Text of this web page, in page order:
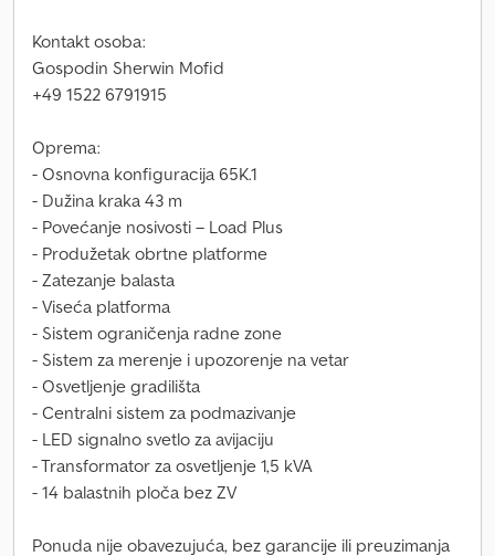
Kontakt osoba:
Gospodin Sherwin Mofid
+49 1522 6791915
Oprema:
- Osnovna konfiguracija 65K.1
- Dužina kraka 43 m
- Povećanje nosivosti – Load Plus
- Produžetak obrtne platforme
- Zatezanje balasta
- Viseća platforma
- Sistem ograničenja radne zone
- Sistem za merenje i upozorenje na vetar
- Osvetljenje gradilišta
- Centralni sistem za podmazivanje
- LED signalno svetlo za avijaciju
- Transformator za osvetljenje 1,5 kVA
- 14 balastnih ploča bez ZV
Ponuda nije obavezujuća, bez garancije ili preuzimanja